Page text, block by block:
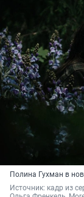
Полина Гухман в
Источник: кадр из